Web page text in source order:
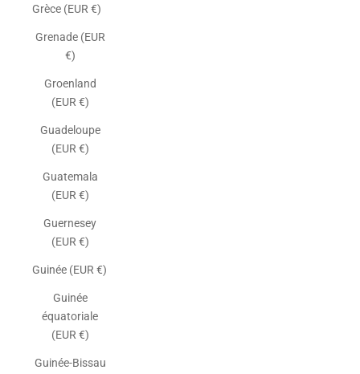
Grèce (EUR €)
Grenade (EUR
€)
Groenland
(EUR €)
Guadeloupe
(EUR €)
Guatemala
(EUR €)
Guernesey
(EUR €)
Guinée (EUR €)
Guinée
équatoriale
(EUR €)
Guinée-Bissau